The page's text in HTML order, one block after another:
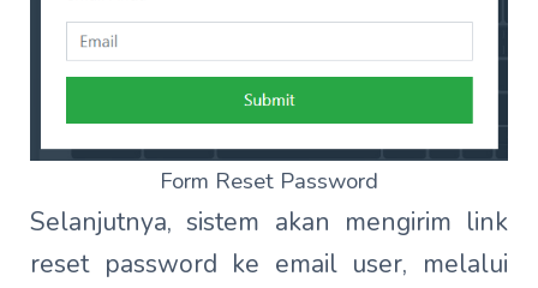
Form Reset Password
Selanjutnya, sistem akan mengirim link
reset password ke email user, melalui